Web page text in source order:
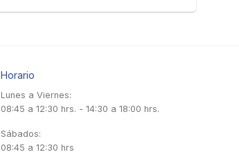
Horario
Lunes a Viernes:
08:45 a 12:30 hrs. - 14:30 a 18:00 hrs.
Sábados:
08:45 a 12:30 hrs